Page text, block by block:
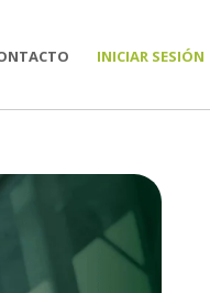
INICIAR SESIÓN